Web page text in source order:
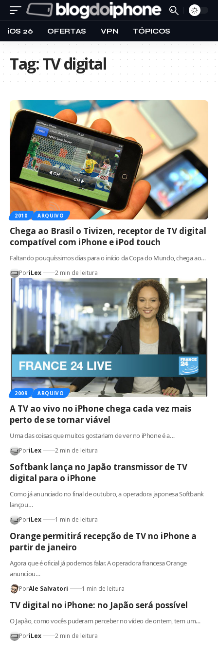
iOS 26 OFERTAS VPN TÓPICOS
Tag:TV digital
2010 ARQUIVO
Chega ao Brasil o Tivizen, receptor de TV digital
compatível com iPhone e iPod touch
Faltando pouquíssimos dias para o início da Copa do Mundo, chega ao…
PoriLex 2 min de leitura
2009 ARQUIVO
A TV ao vivo no iPhone chega cada vez mais
perto de se tornar viável
Uma das coisas que muitos gostariam de ver no iPhone é a…
PoriLex 2 min de leitura
Softbank lança no Japão transmissor de TV
digital para o iPhone
Como já anunciado no final de outubro, a operadora japonesa Softbank
lançou…
PoriLex 1 min de leitura
Orange permitirá recepção de TV no iPhone a
partir de janeiro
Agora que é oficial já podemos falar. A operadora francesa Orange
anunciou…
PorAle Salvatori 1 min de leitura
TV digital no iPhone: no Japão será possível
O Japão, como vocês puderam perceber no vídeo de ontem, tem um…
PoriLex 2 min de leitura